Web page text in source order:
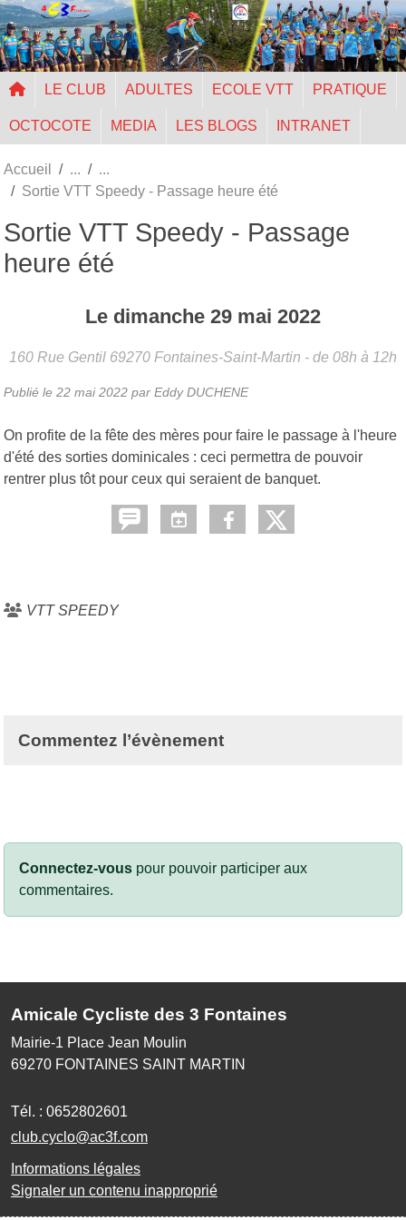
LE CLUB ADULTES ECOLE VTT PRATIQUE
OCTOCOTE MEDIA LES BLOGS INTRANET
Accueil
Sortie VTT Speedy - Passage heure été
Sortie VTT Speedy - Passage
heure été
Le dimanche 29 mai 2022
160 Rue Gentil 69270 Fontaines-Saint-Martin - de 08h à 12h
Publié le 22 mai 2022 par Eddy DUCHENE
On profite de la fête des mères pour faire le passage à l'heure
d'été des sorties dominicales : ceci permettra de pouvoir
rentrer plus tôt pour ceux qui seraient de banquet.
VTT SPEEDY
Commentez l’évènement
Connectez-vous pour pouvoir participer aux
commentaires.
Amicale Cycliste des 3 Fontaines
Mairie-1 Place Jean Moulin
69270 FONTAINES SAINT MARTIN
Tél. : 0652802601
club.cyclo@ac3f.com
Informations légales
Signaler un contenu inapproprié
Panneau de gestion des cookies